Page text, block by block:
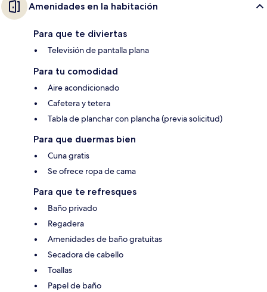
Amenidades en la habitación
Para que te diviertas
Televisión de pantalla plana
Para tu comodidad
Aire acondicionado
Cafetera y tetera
Tabla de planchar con plancha (previa solicitud)
Para que duermas bien
Cuna gratis
Se ofrece ropa de cama
Para que te refresques
Baño privado
Regadera
Amenidades de baño gratuitas
Secadora de cabello
Toallas
Papel de baño